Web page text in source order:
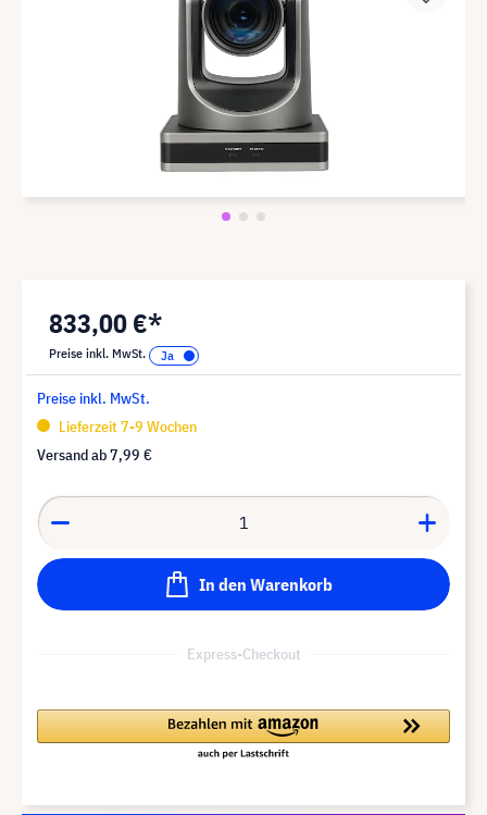
833,00 €*
Preise inkl. MwSt.
Preise inkl. MwSt.
Lieferzeit 7-9 Wochen
Versand ab7,99 €
In den Warenkorb
Express-Checkout